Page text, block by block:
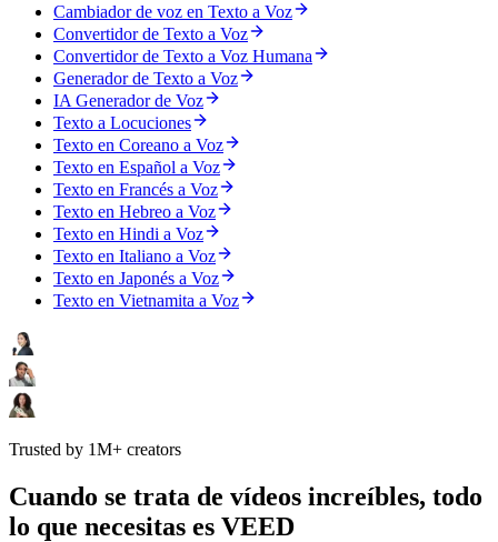
Cambiador de voz en Texto a Voz
Convertidor de Texto a Voz
Convertidor de Texto a Voz Humana
Generador de Texto a Voz
IA Generador de Voz
Texto a Locuciones
Texto en Coreano a Voz
Texto en Español a Voz
Texto en Francés a Voz
Texto en Hebreo a Voz
Texto en Hindi a Voz
Texto en Italiano a Voz
Texto en Japonés a Voz
Texto en Vietnamita a Voz
Trusted by 1M+ creators
Cuando se trata de vídeos increíbles, todo
lo que necesitas es VEED